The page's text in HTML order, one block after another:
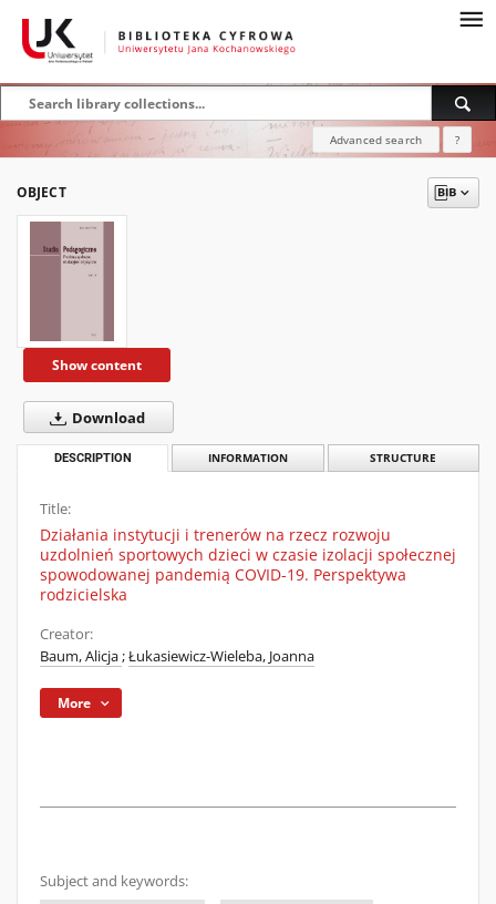
Advanced search ?
OBJECT
Show content
Download
DESCRIPTION INFORMATION STRUCTURE
Title:
Działania instytucji i trenerów na rzecz rozwoju
uzdolnień sportowych dzieci w czasie izolacji społecznej
spowodowanej pandemią COVID-19. Perspektywa
rodzicielska
Creator:
Baum, Alicja;Łukasiewicz-Wieleba, Joanna
More
Subject and keywords: